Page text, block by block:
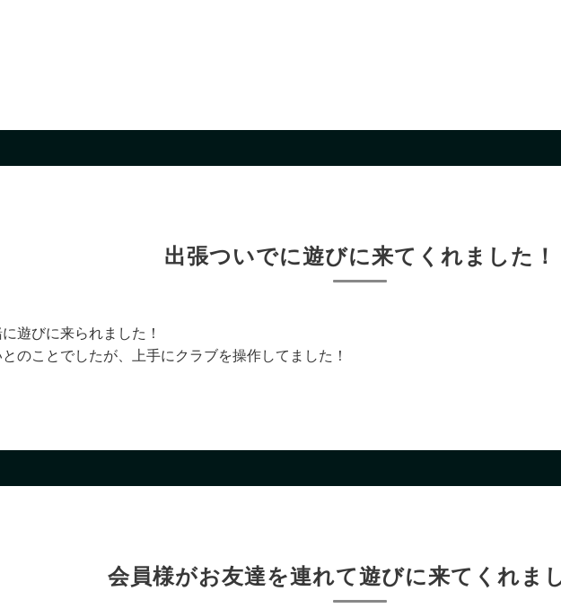
出張ついでに遊びに来てくれました！
遊びに来られました！
のことでしたが、上手にクラブを操作してました！
会員様がお友達を連れて遊びに来てくれま